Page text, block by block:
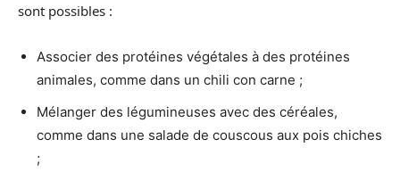
sont possibles :
Associer des protéines végétales à des protéines
animales, comme dans un chili con carne ;
Mélanger des légumineuses avec des céréales,
comme dans une salade de couscous aux pois chiches
;